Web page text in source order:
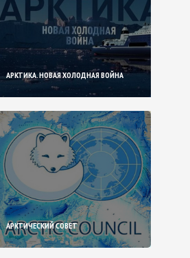
АРКТИКА. НОВАЯ ХОЛОДНАЯ ВОЙНА
АРКТИЧЕСКИЙ СОВЕТ